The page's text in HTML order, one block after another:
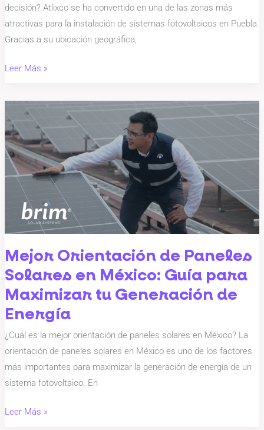
decisión? Atlixco se ha convertido en una de las zonas más
atractivas para la instalación de sistemas fotovoltaicos en Puebla.
Gracias a su ubicación geográfica,
Experta
Leer Más »
Mejor Orientación de Paneles
Solares en México: Guía para
Maximizar tu Generación de
Energía
¿Cuál es la mejor orientación de paneles solares en México? La
orientación de paneles solares en México es uno de los factores
más importantes para maximizar la generación de energía de un
sistema fotovoltaico. En
Orientación
de
Paneles
Solares
México:
para
Maximizar
tu
Generación
de
Energía
Leer Más »